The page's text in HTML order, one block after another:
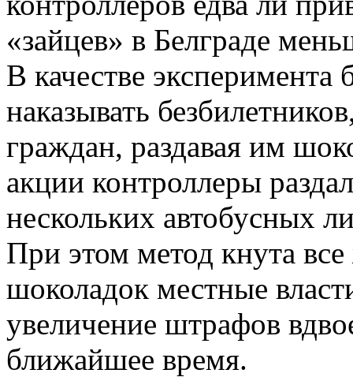
«зайцев» в Белграде
В качестве
наказывать
граждан, раздавая им
акции контроллеры
нескольких автобусных
При этом метод кнута
шоколадок местные
увеличение штрафов
ближайшее время.